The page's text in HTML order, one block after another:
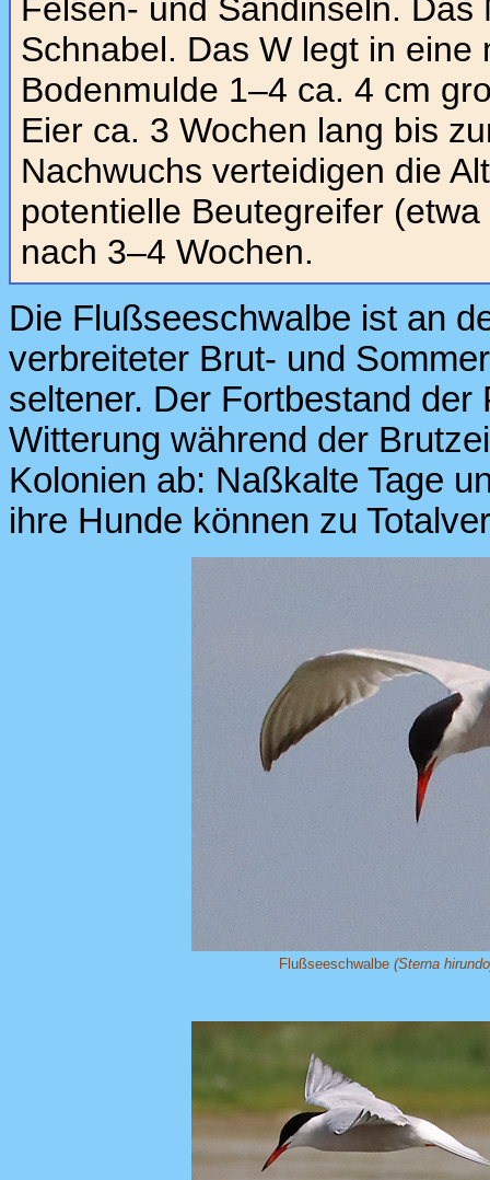
Felsen- und Sandinseln.
Schnabel. Das W legt in
Bodenmulde 1–4 ca. 4 cm
Eier ca. 3 Wochen lang bis
Nachwuchs verteidigen die
potentielle Beutegreifer
nach 3–4 Wochen.
Die Flußseeschwalbe ist an
verbreiteter Brut- und
seltener. Der Fortbestand
Witterung während der
Kolonien ab: Naßkalte Tage
ihre Hunde können zu
Flußseeschwalbe (Sterna